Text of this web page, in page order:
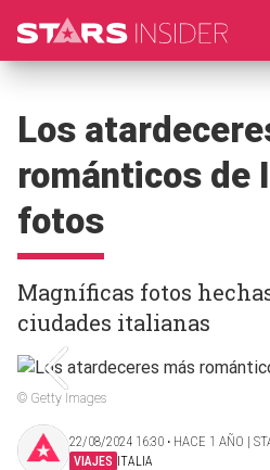
Los
románticos de
fotos
Magníficas fotos
ciudades italianas
© Getty Images
22/08/2024 16:30 ‧ HACE 1 AÑO |
VIAJES ITALIA